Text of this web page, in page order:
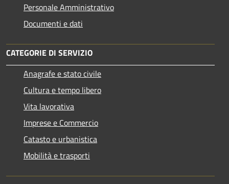
Personale Amministrativo
Documenti e dati
CATEGORIE DI SERVIZIO
Anagrafe e stato civile
Cultura e tempo libero
Vita lavorativa
Imprese e Commercio
Catasto e urbanistica
Mobilità e trasporti